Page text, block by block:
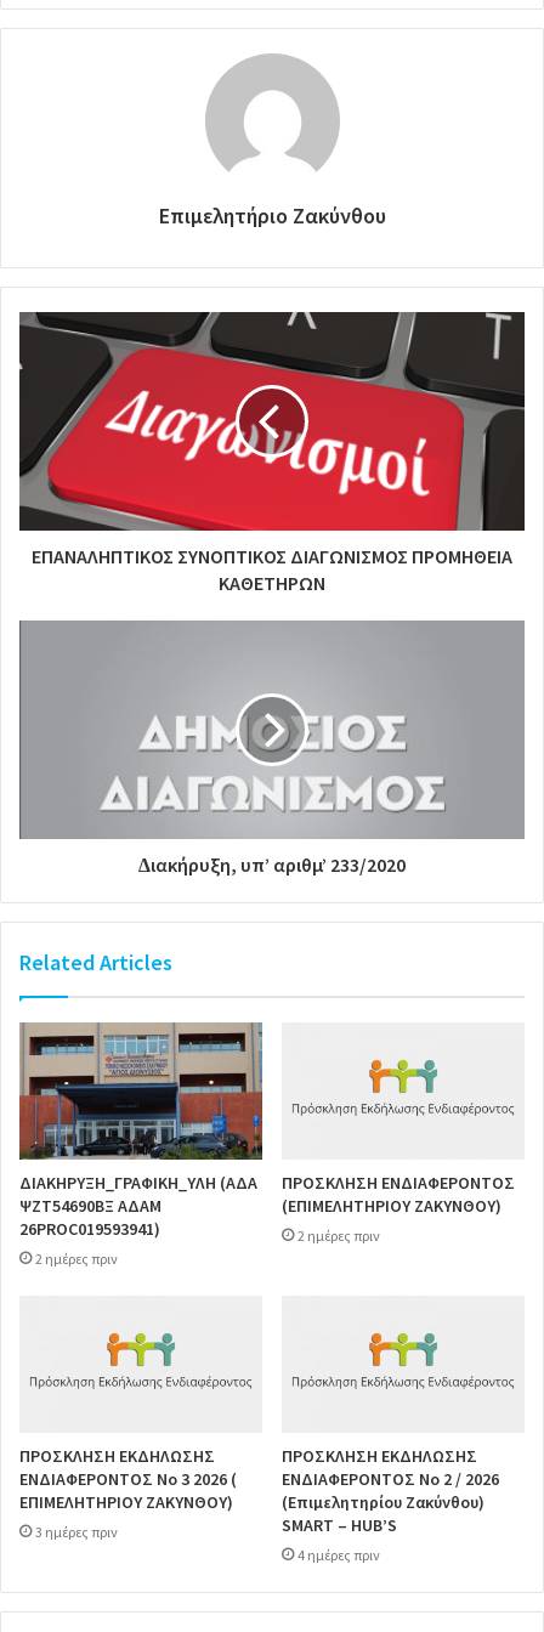
Επιμελητήριο Ζακύνθου
ΕΠΑΝΑΛΗΠΤΙΚΟΣ ΣΥΝΟΠΤΙΚΟΣ ΔΙΑΓΩΝΙΣΜΟΣ ΠΡΟΜΗΘΕΙΑ
ΚΑΘΕΤΗΡΩΝ
∆ιακήρυξη, υπ’ αριθµ’ 233/2020
Related Articles
ΔΙΑΚΗΡΥΞΗ_ΓΡΑΦΙΚΗ_ΥΛΗ (ΑΔΑ
ΨΖΤ54690ΒΞ ΑΔΑΜ
26PROC019593941)
2 ημέρες πριν
ΠΡΟΣΚΛΗΣΗ ΕΝΔΙΑΦΕΡΟΝΤΟΣ
(ΕΠΙΜΕΛΗΤΗΡΙΟΥ ΖΑΚΥΝΘΟΥ)
2 ημέρες πριν
ΠΡΟΣΚΛΗΣΗ ΕΚΔΗΛΩΣΗΣ
ΕΝΔΙΑΦΕΡΟΝΤΟΣ Νο 3 2026 (
ΕΠΙΜΕΛΗΤΗΡΙΟΥ ΖΑΚΥΝΘΟΥ)
3 ημέρες πριν
ΠΡΟΣΚΛΗΣΗ ΕΚΔΗΛΩΣΗΣ
ΕΝΔΙΑΦΕΡΟΝΤΟΣ Νο 2 / 2026
(Επιμελητηρίου Ζακύνθου)
SMART – HUB’S
4 ημέρες πριν